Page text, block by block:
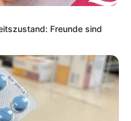
Freunde sind